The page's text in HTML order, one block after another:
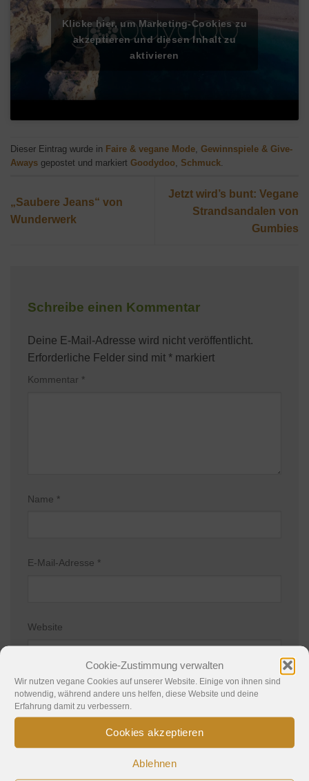
Cookie-Zustimmung verwalten
Wir nutzen vegane Cookies auf unserer Website. Einige von ihnen sind
notwendig, während andere uns helfen, diese Website und deine
Erfahrung damit zu verbessern.
Cookies akzeptieren
Ablehnen
Klicke hier, um Marketing-Cookies zu
akzeptieren und diesen Inhalt zu
aktivieren
Dieser Eintrag wurde in Faire & vegane Mode Gewinnspiele & Give-
Aways gepostet und markiert Goodydoo Schmuck
„Saubere Jeans“ von
Wunderwerk
Jetzt wird’s bunt: Vegane
Strandsandalen von
Gumbies
Schreibe einen Kommentar
Deine E-Mail-Adresse wird nicht veröffentlicht.
Erforderliche Felder sind mit * markiert
Kommentar *
Name *
E-Mail-Adresse *
Website